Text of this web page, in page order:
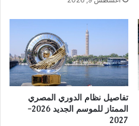
تفاصيل نظام الدوري المصري
الممتاز للموسم الجديد 2026-
2027